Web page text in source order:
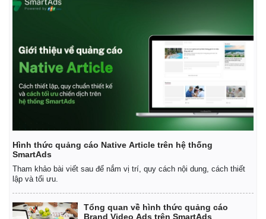
Hình thức quảng cáo Native Article trên hệ thống
SmartAds
Tham khảo bài viết sau để nắm vị trí, quy cách nội dung, cách thiết
lập và tối ưu.
Tổng quan về hình thức quảng cáo
Brand Video Ads trên SmartAds